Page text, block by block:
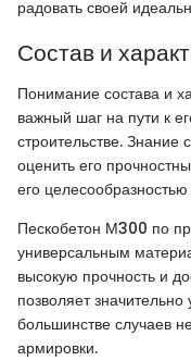
радовать своей
Состав и
Понимание состава и
важный шаг на пути к
строительстве. Знание
оценить его
его
Пескобетон М300 по
универсальным
высокую прочность и
позволяет
большинстве случаев
армировки.